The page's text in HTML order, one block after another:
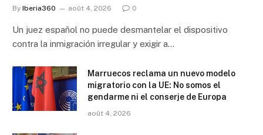
By Iberia360 août 4, 2026 0
Un juez español no puede desmantelar el dispositivo
contra la inmigración irregular y exigir a…
Marruecos reclama un nuevo modelo
migratorio con la UE: No somos el
gendarme ni el conserje de Europa
août 4, 2026